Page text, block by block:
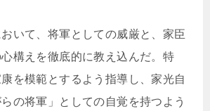
いて、将軍としての威厳と、家臣
構えを徹底的に教え込んだ。特
を模範とするよう指導し、家光自
の将軍」としての自覚を持つよう